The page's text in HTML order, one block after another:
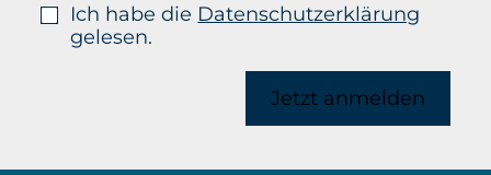
Ich habe die Datenschutzerklärung
gelesen.
Jetzt anmelden